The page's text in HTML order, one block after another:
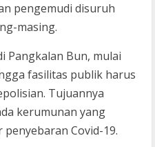
pengemudi disuruh
masing.
Pangkalan Bun, mulai
fasilitas publik harus
Tujuannya
kerumunan yang
Covid-19.